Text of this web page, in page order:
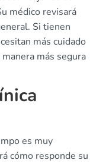
médico revisará
Si tienen
más cuidado
más segura
es muy
cómo responde su